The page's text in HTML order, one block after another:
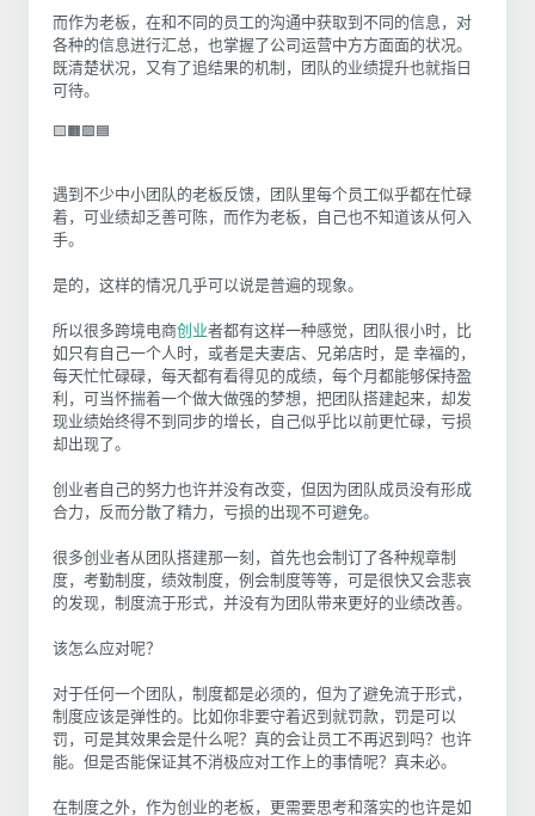
而作为老板，在和不同的员工的沟通中获取到不同的信息，对
各种的信息进行汇总，也掌握了公司运营中方方面面的状况。
既清楚状况，又有了追结果的机制，团队的业绩提升也就指日
可待。
🟨🟧🟩🟦
遇到不少中小团队的老板反馈，团队里每个员工似乎都在忙碌
着，可业绩却乏善可陈，而作为老板，自己也不知道该从何入
手。
是的，这样的情况几乎可以说是普遍的现象。
所以很多跨境电商创业者都有这样一种感觉，团队很小时，比
如只有自己一个人时，或者是夫妻店、兄弟店时，是 幸福的，
每天忙忙碌碌，每天都有看得见的成绩，每个月都能够保持盈
利，可当怀揣着一个做大做强的梦想，把团队搭建起来，却发
现业绩始终得不到同步的增长，自己似乎比以前更忙碌，亏损
却出现了。
创业者自己的努力也许并没有改变，但因为团队成员没有形成
合力，反而分散了精力，亏损的出现不可避免。
很多创业者从团队搭建那一刻，首先也会制订了各种规章制
度，考勤制度，绩效制度，例会制度等等，可是很快又会悲哀
的发现，制度流于形式，并没有为团队带来更好的业绩改善。
该怎么应对呢？
对于任何一个团队，制度都是必须的，但为了避免流于形式，
制度应该是弹性的。比如你非要守着迟到就罚款，罚是可以
罚，可是其效果会是什么呢？真的会让员工不再迟到吗？也许
能。但是否能保证其不消极应对工作上的事情呢？真未必。
在制度之外，作为创业的老板，更需要思考和落实的也许是如